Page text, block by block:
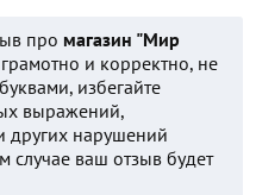
про магазин "Мир
и корректно, не
избегайте
выражений,
других нарушений
случае ваш отзыв будет